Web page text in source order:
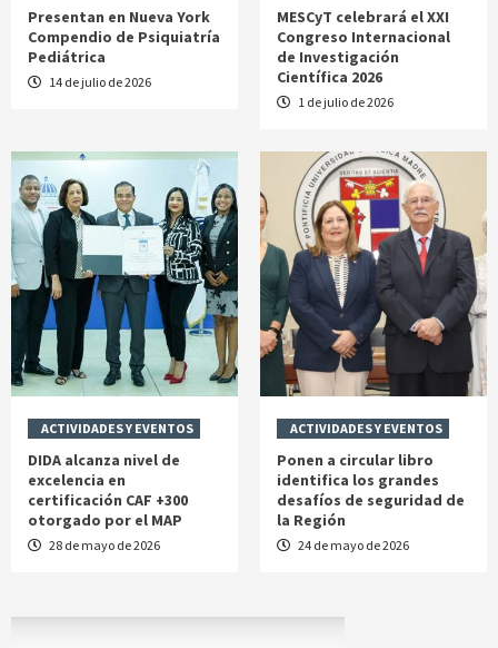
Presentan en Nueva York
Compendio de Psiquiatría
Pediátrica
14 de julio de 2026
MESCyT celebrará el XXI
Congreso Internacional
de Investigación
Científica 2026
1 de julio de 2026
ACTIVIDADES Y EVENTOS
DIDA alcanza nivel de
excelencia en
certificación CAF +300
otorgado por el MAP
28 de mayo de 2026
ACTIVIDADES Y EVENTOS
Ponen a circular libro
identifica los grandes
desafíos de seguridad de
la Región
24 de mayo de 2026